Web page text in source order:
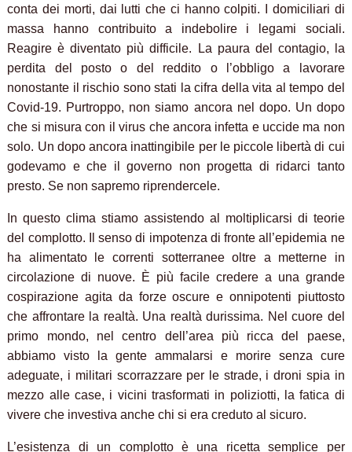
conta dei morti, dai lutti che ci hanno colpiti. I domiciliari di
massa hanno contribuito a indebolire i legami sociali.
Reagire è diventato più difficile. La paura del contagio, la
perdita del posto o del reddito o l’obbligo a lavorare
nonostante il rischio sono stati la cifra della vita al tempo del
Covid-19. Purtroppo, non siamo ancora nel dopo. Un dopo
che si misura con il virus che ancora infetta e uccide ma non
solo. Un dopo ancora inattingibile per le piccole libertà di cui
godevamo e che il governo non progetta di ridarci tanto
presto. Se non sapremo riprendercele.
In questo clima stiamo assistendo al moltiplicarsi di teorie
del complotto. Il senso di impotenza di fronte all’epidemia ne
ha alimentato le correnti sotterranee oltre a metterne in
circolazione di nuove. È più facile credere a una grande
cospirazione agita da forze oscure e onnipotenti piuttosto
che affrontare la realtà. Una realtà durissima. Nel cuore del
primo mondo, nel centro dell’area più ricca del paese,
abbiamo visto la gente ammalarsi e morire senza cure
adeguate, i militari scorrazzare per le strade, i droni spia in
mezzo alle case, i vicini trasformati in poliziotti, la fatica di
vivere che investiva anche chi si era creduto al sicuro.
L’esistenza di un complotto è una ricetta semplice per